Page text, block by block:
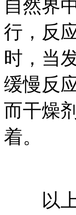
自然界
行，反
时，当
缓慢反
而干燥
着。
以上